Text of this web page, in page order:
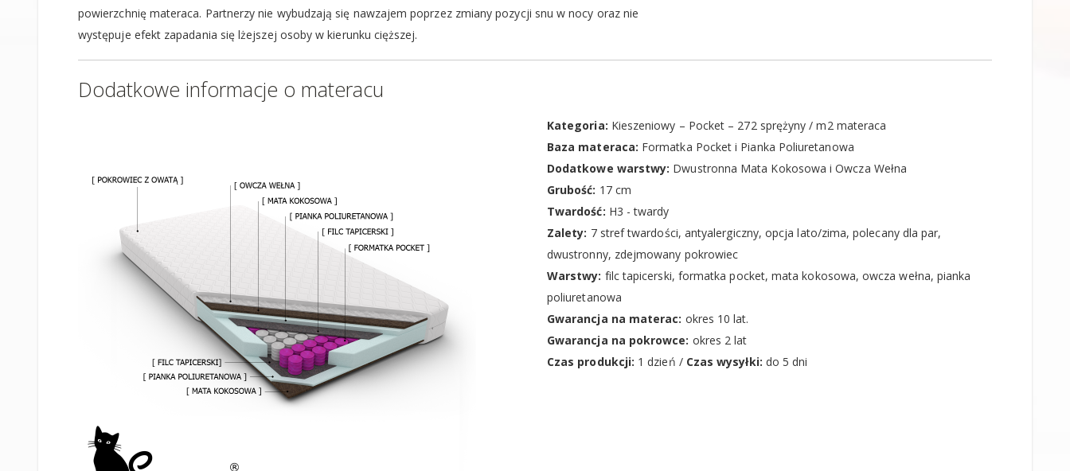
powierzchnię materaca. Partnerzy nie wybudzają się nawzajem poprzez zmiany pozycji snu w nocy oraz nie
występuje efekt zapadania się lżejszej osoby w kierunku cięższej.
Dodatkowe informacje o materacu
Kategoria: Kieszeniowy – Pocket – 272 sprężyny / m2 materaca
Baza materaca: Formatka Pocket i Pianka Poliuretanowa
Dodatkowe warstwy: Dwustronna Mata Kokosowa i Owcza Wełna
Grubość: 17 cm
Twardość: H3 - twardy
Zalety: 7 stref twardości, antyalergiczny, opcja lato/zima, polecany dla par,
dwustronny, zdejmowany pokrowiec
Warstwy: filc tapicerski, formatka pocket, mata kokosowa, owcza wełna, pianka
poliuretanowa
Gwarancja na materac: okres 10 lat.
Gwarancja na pokrowce: okres 2 lat
Czas produkcji: 1 dzień / Czas wysyłki: do 5 dni